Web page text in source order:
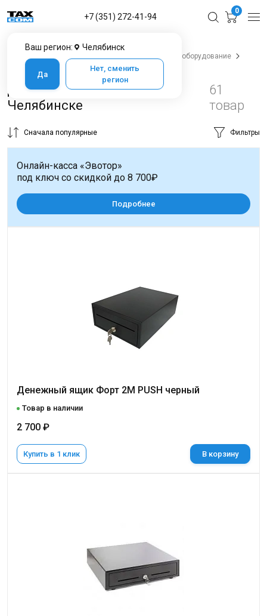
Ваш регион: Челябинск
Да
Нет, сменить
регион
+7 (351) 272-41-94
0
POS-оборудование
Денежные ящики
Денежные ящики в
Челябинске
61
товар
Сначала популярные Фильтры
Денежный ящик Форт 2M PUSH черный
Товар в наличии
2 700 ₽
Купить в 1 клик В корзину
Онлайн-касса «Эвотор»
под ключ со скидкой до 8 700₽
Подробнее